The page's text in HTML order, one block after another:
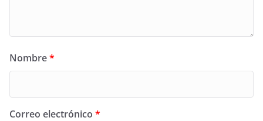
Nombre*
Correo electrónico *